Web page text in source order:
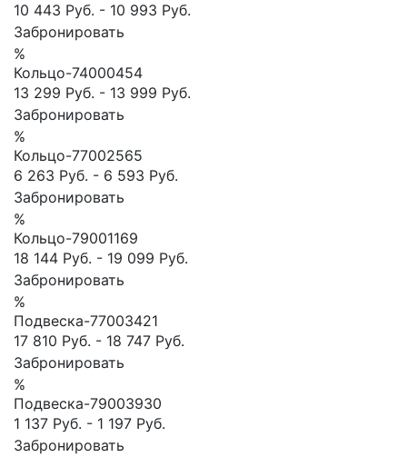
10 443 Руб. - 10 993 Руб.
Забронировать
%
Кольцо-74000454
13 299 Руб. - 13 999 Руб.
Забронировать
%
Кольцо-77002565
6 263 Руб. - 6 593 Руб.
Забронировать
%
Кольцо-79001169
18 144 Руб. - 19 099 Руб.
Забронировать
%
Подвеска-77003421
17 810 Руб. - 18 747 Руб.
Забронировать
%
Подвеска-79003930
1 137 Руб. - 1 197 Руб.
Забронировать